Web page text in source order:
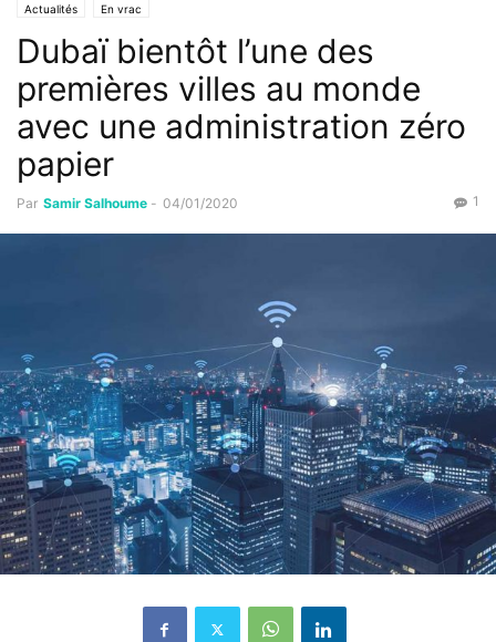
Actualités En vrac
Dubaï bientôt l’une des
premières villes au monde
avec une administration zéro
papier
Par Samir Salhoume - 04/01/2020 1